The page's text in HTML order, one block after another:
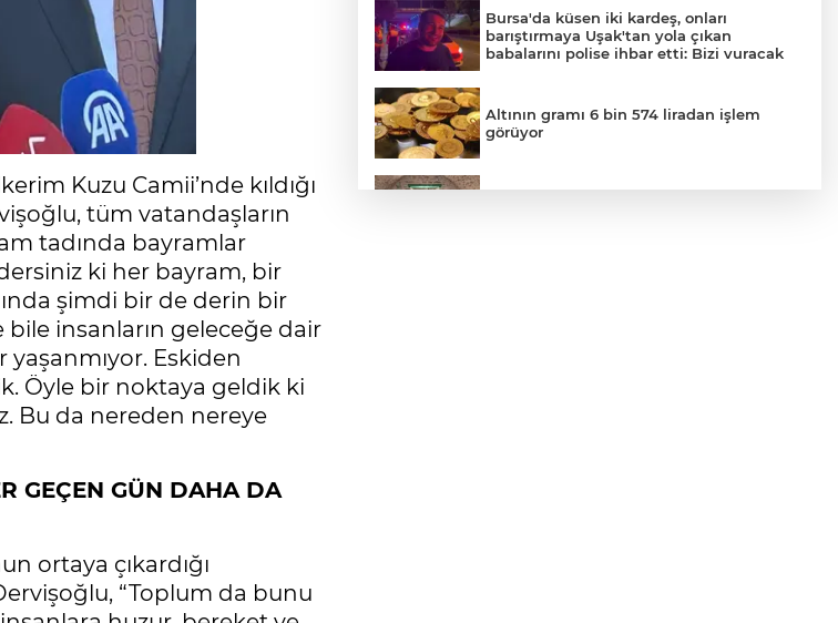
Kuzu Camii’nde kıldığı
tüm vatandaşların
tadında bayramlar
ki her bayram, bir
şimdi bir de derin bir
insanların geleceğe dair
Eskiden
Öyle bir noktaya geldik ki
Bu da nereden nereye
GEÇEN GÜN DAHA DA
ortaya çıkardığı
“Toplum da bunu
Bursa'da küsen iki kardeş, onları
barıştırmaya Uşak'tan yola çıkan
babalarını polise ihbar etti: Bizi vuracak
Altının gramı 6 bin 574 liradan işlem
görüyor